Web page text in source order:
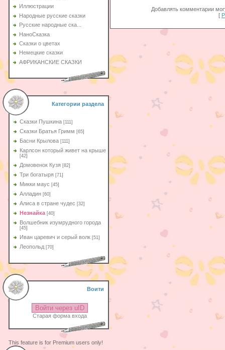
Иллюстрации
Народные русские сказки
Русские народные ска...
НаноСказка
Сказки о цветах
Немецкие сказки
АФРИКАНСКИЕ СКАЗКИ
Категории раздела
Сказки Пушкина [111]
Сказки Братья Гримм [65]
Басни Крылова [111]
Карлсон который живет на крыше
[42]
Домовенок Кузя [82]
Три богатыря [71]
Микки маус [45]
Алладин [60]
Aлиса в стране чудес [32]
Незнайка [40]
Волшебник изумрудного города
[45]
Иван царевич и серый волк [51]
Леопольд [70]
Воити
Войти через uID
Старая форма входа
This feature is for Premium users only!
Добавлять комментарии
[